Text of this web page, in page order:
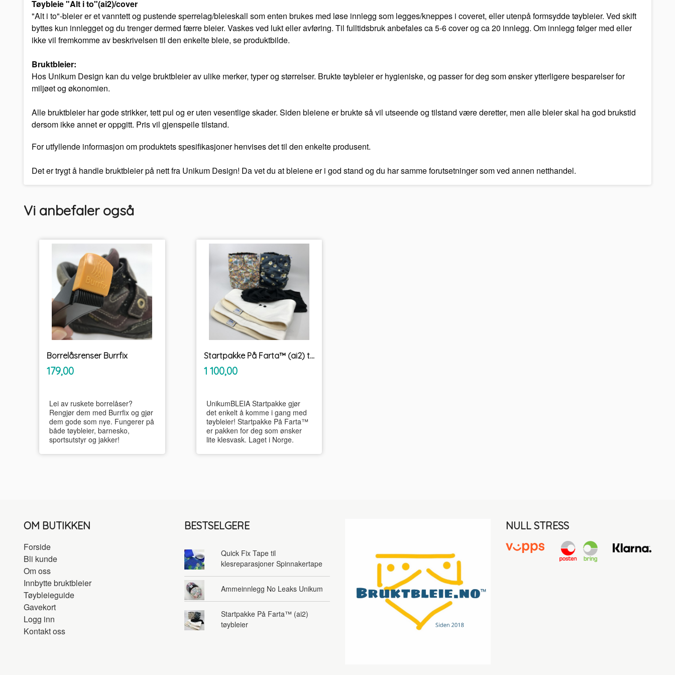
Tøybleie "Alt i to"(ai2)/cover
"Alt i to"-bleier er et vanntett og pustende sperrelag/bleieskall som enten brukes med løse innlegg som legges/kneppes i coveret, eller utenpå formsydde tøybleier. Ved skift
byttes kun innlegget og du trenger dermed færre bleier. Vaskes ved lukt eller avføring. Til fulltidsbruk anbefales ca 5-6 cover og ca 20 innlegg. Om innlegg følger med eller
ikke vil fremkomme av beskrivelsen til den enkelte bleie, se produktbilde.
Bruktbleier:
Hos Unikum Design kan du velge bruktbleier av ulike merker, typer og størrelser. Brukte tøybleier er hygieniske, og passer for deg som ønsker ytterligere besparelser for
miljøet og økonomien.
Alle bruktbleier har gode strikker, tett pul og er uten vesentlige skader. Siden bleiene er brukte så vil utseende og tilstand være deretter, men alle bleier skal ha god brukstid
dersom ikke annet er oppgitt. Pris vil gjenspeile tilstand.
For utfyllende informasjon om produktets spesifikasjoner henvises det til den enkelte produsent.
Det er trygt å handle bruktbleier på nett fra Unikum Design! Da vet du at bleiene er i god stand og du har samme forutsetninger som ved annen netthandel.
Vi anbefaler også
Borrelåsrenser Burrfix
Pris
179,00mva.
Lei av ruskete borrelåser?
Rengjør dem med Burrfix og gjør
dem gode som nye. Fungerer på
både tøybleier, barnesko,
sportsutstyr og jakker!
Startpakke På Farta™ (ai2) tøybleier
Pris
1 100,00inkl.
mva.
UnikumBLEIA Startpakke gjør
det enkelt å komme i gang med
tøybleier! Startpakke På Farta™
er pakken for deg som ønsker
lite klesvask. Laget i Norge.
OM BUTIKKEN
Forside
Bli kunde
Om oss
Innbytte bruktbleier
Tøybleieguide
Gavekort
Logg inn
Kontakt oss
BESTSELGERE
Quick Fix Tape til
klesreparasjoner Spinnakertape
Ammeinnlegg No Leaks Unikum
Startpakke På Farta™ (ai2)
tøybleier
NULL STRESS